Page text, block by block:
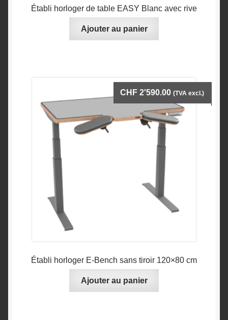
Établi horloger de table EASY Blanc avec rive
Ajouter au panier
Établi horloger E-Bench sans tiroir 120×80 cm
CHF 2'590.00 (TVA excl.)
Ajouter au panier